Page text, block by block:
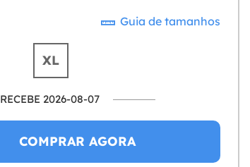
Guia de tamanhos
XL
RECEBE 2026-08-07
COMPRAR AGORA